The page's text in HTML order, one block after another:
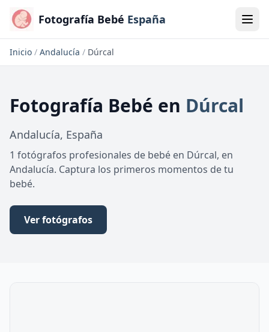
Fotografía Bebé España
Inicio / Andalucía / Dúrcal
Fotografía Bebé en Dúrcal
Andalucía, España
1 fotógrafos profesionales de bebé en Dúrcal, en
Andalucía. Captura los primeros momentos de tu
bebé.
Ver fotógrafos